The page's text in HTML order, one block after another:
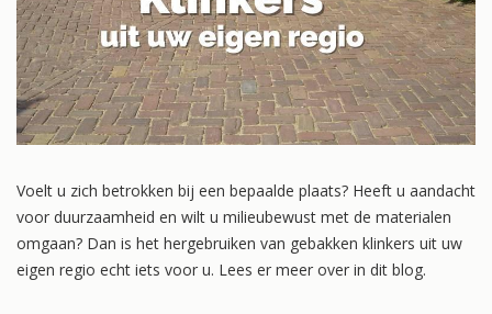
Voelt u zich betrokken bij een bepaalde plaats? Heeft u aandacht
voor duurzaamheid en wilt u milieubewust met de materialen
omgaan? Dan is het hergebruiken van gebakken klinkers uit uw
eigen regio echt iets voor u. Lees er meer over in dit blog.